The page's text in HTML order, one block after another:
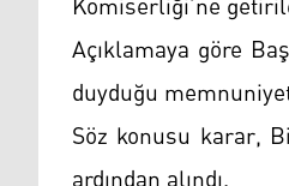
Açıklamaya göre
duyduğu
Söz konusu karar,